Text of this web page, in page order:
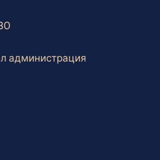
администрация